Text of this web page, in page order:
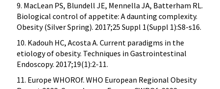
9. MacLean PS, Blundell JE, Mennella JA, Batterham RL.
Biological control of appetite: A daunting complexity.
Obesity (Silver Spring). 2017;25 Suppl 1(Suppl 1):S8-s16.
10. Kadouh HC, Acosta A. Current paradigms in the
etiology of obesity. Techniques in Gastrointestinal
Endoscopy. 2017;19(1):2-11.
11. Europe WHOROf. WHO European Regional Obesity